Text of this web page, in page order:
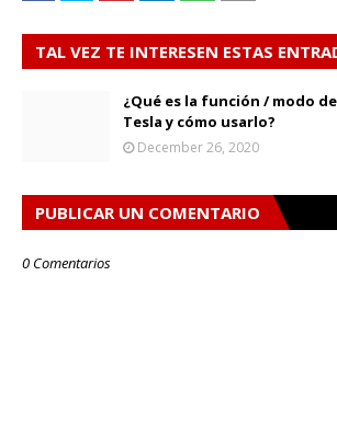
TAL VEZ TE INTERESEN ESTAS
¿Qué es la función / modo
Tesla y cómo usarlo?
December 26, 2020
PUBLICAR UN COMENTARIO
0 Comentarios